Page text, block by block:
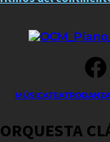
MÚSICATEATRODANZA
ORQUESTA